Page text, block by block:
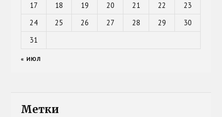
17
18 19 20 21 22
23
24
25 26 27 28 29
30
31
« ИЮЛ
Метки